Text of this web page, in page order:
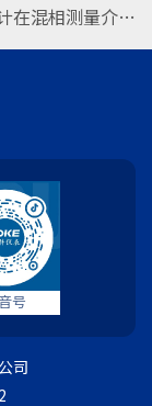
在混相测量介质
号
司